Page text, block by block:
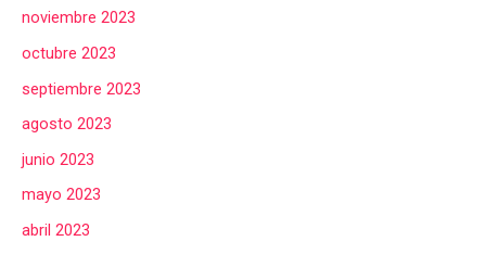
noviembre 2023
octubre 2023
septiembre 2023
agosto 2023
junio 2023
mayo 2023
abril 2023